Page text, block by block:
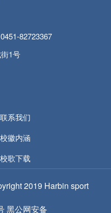
82723367
1号
联系我们
校徽内涵
校歌下载
2019 Harbin sport
黑公网安备